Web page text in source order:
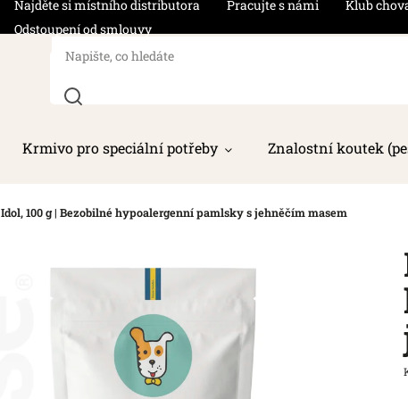
Najděte si místního distributora Pracujte s námi Klub
Odstoupení od smlouvy
Krmivo pro speciální potřeby Znalostní koutek
Idol, 100 g | Bezobilné hypoalergenní pamlsky s jehněčím masem